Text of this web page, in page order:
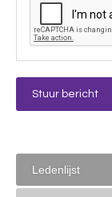
Ledenlijst